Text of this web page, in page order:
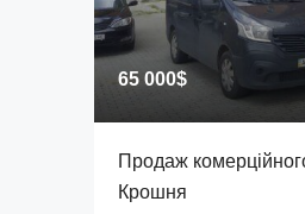
65 000$
Продаж
Крошня